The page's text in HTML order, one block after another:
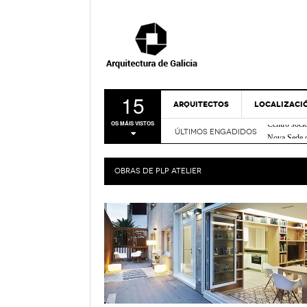
15
OS MÁIS VISTOS
ARQUITECTOS
A CORUÑA
LUGO
MAPA
ÚLTIMOS ENGADIDOS
Centro
Centro de
Verde -
Bico de
Espazo
OBRAS DE PLP ATELIER